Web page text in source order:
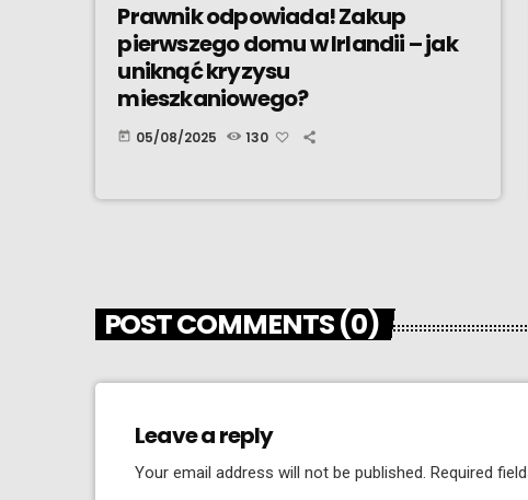
Prawnik odpowiada! Zakup
pierwszego domu w Irlandii – jak
uniknąć kryzysu
mieszkaniowego?
today 05/08/2025 130
POST COMMENTS (0)
Leave a reply
Your email address will not be published. Required